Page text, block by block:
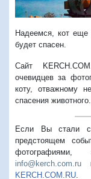
Надеемся, кот еще
будет спасен.
Сайт
очевидцев за
коту, отважному
спасения животного.
Если Вы стали
предстоящем
фотографиями,
info@kerch.com.ru
KERCH.COM.RU